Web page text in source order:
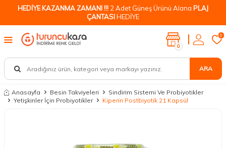
HEDİYE KAZANMA ZAMANI !!! 2 Adet Güneş Ürünü Alana PLAJ
ÇANTASIHEDİYE
ARA
0
0
Anasayfa Besin Takviyeleri
Sindirim Sistemi Ve Probiyotikler
Yetişkinler İçin Probiyotikler
Kiperin Postbiyotik 21 Kapsül